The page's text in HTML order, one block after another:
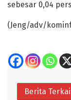
sebesar 0,04
(Jeng/adv/
Berita